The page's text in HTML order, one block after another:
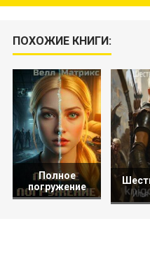
ПОХОЖИЕ КНИГИ:
Полное
погружение